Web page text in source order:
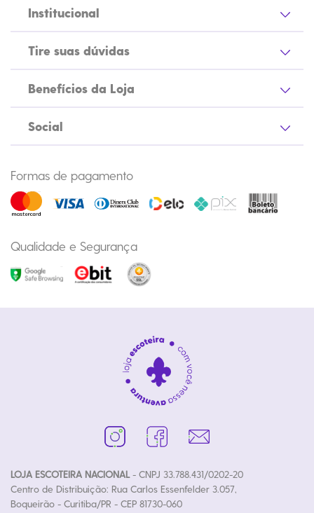
Institucional
Tire suas dúvidas
Benefícios da Loja
Social
Formas de pagamento
Qualidade e Segurança
LOJA ESCOTEIRA NACIONAL- CNPJ 33.788.431/0202-20
Centro de Distribuição: Rua Carlos Essenfelder 3.057,
Boqueirão - Curitiba/PR - CEP 81730-060